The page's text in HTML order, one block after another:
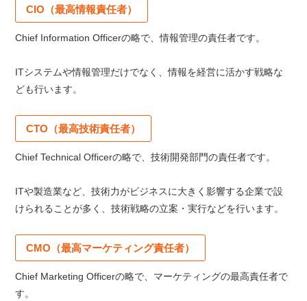
CIO（最高情報責任者）
Chief Information Officerの略で、情報管理の責任者です。
ITシステムや情報管理だけでなく、情報を経営に活かす戦略な
ども行います。
CTO（最高技術責任者）
Chief Technical Officerの略で、技術開発部門の責任者です。
ITや製造業など、技術力がビジネスに大きく影響する企業で設
けられることが多く、技術戦略の立案・実行などを行います。
CMO（最高マーケティング責任者）
Chief Marketing Officerの略で、マーケティングの最高責任者で
す。